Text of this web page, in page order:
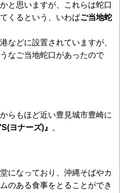
と思いますが、これらは蛇口
くるという、いわばご当地蛇
などに設置されていますが、
なご当地蛇口があったので
らもほど近い豊見城市豊崎に
ヨナーズ)』 。
になっており、沖縄そばやカ
のある食事をとることができ